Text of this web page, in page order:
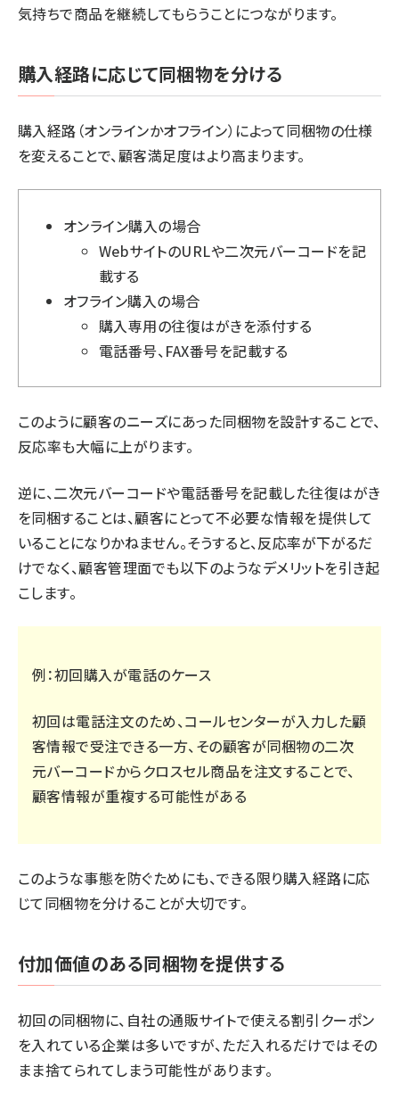
気持ちで商品を継続してもらうことにつながります。
購入経路に応じて同梱物を分ける
購入経路（オンラインかオフライン）によって同梱物の仕様
を変えることで、顧客満足度はより高まります。
オンライン購入の場合
WebサイトのURLや二次元バーコードを記
載する
オフライン購入の場合
購入専用の往復はがきを添付する
電話番号、FAX番号を記載する
このように顧客のニーズにあった同梱物を設計することで、
反応率も大幅に上がります。
逆に、二次元バーコードや電話番号を記載した往復はがき
を同梱することは、顧客にとって不必要な情報を提供して
いることになりかねません。そうすると、反応率が下がるだ
けでなく、顧客管理面でも以下のようなデメリットを引き起
こします。
例：初回購入が電話のケース
初回は電話注文のため、コールセンターが入力した顧
客情報で受注できる一方、その顧客が同梱物の二次
元バーコードからクロスセル商品を注文することで、
顧客情報が重複する可能性がある
このような事態を防ぐためにも、できる限り購入経路に応
じて同梱物を分けることが大切です。
付加価値のある同梱物を提供する
初回の同梱物に、自社の通販サイトで使える割引クーポン
を入れている企業は多いですが、ただ入れるだけではその
まま捨てられてしまう可能性があります。